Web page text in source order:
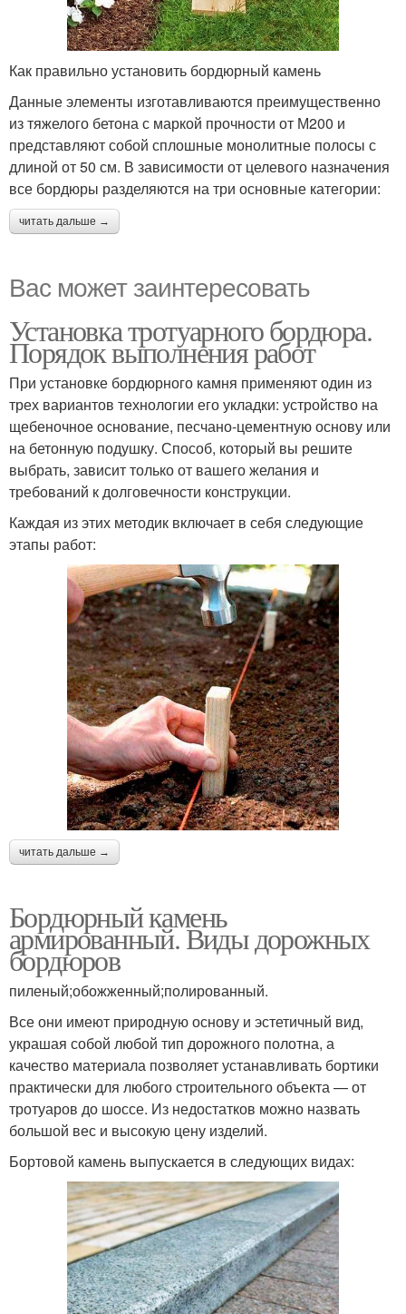
Как правильно установить бордюрный камень
Данные элементы изготавливаются преимущественно
из тяжелого бетона с маркой прочности от М200 и
представляют собой сплошные монолитные полосы с
длиной от 50 см. В зависимости от целевого назначения
все бордюры разделяются на три основные категории:
читать дальше →
Вас может заинтересовать
Установка тротуарного бордюра.
Порядок выполнения работ
При установке бордюрного камня применяют один из
трех вариантов технологии его укладки: устройство на
щебеночное основание, песчано-цементную основу или
на бетонную подушку. Способ, который вы решите
выбрать, зависит только от вашего желания и
требований к долговечности конструкции.
Каждая из этих методик включает в себя следующие
этапы работ:
читать дальше →
Бордюрный камень
армированный. Виды дорожных
бордюров
пиленый;обожженный;полированный.
Все они имеют природную основу и эстетичный вид,
украшая собой любой тип дорожного полотна, а
качество материала позволяет устанавливать бортики
практически для любого строительного объекта — от
тротуаров до шоссе. Из недостатков можно назвать
большой вес и высокую цену изделий.
Бортовой камень выпускается в следующих видах: